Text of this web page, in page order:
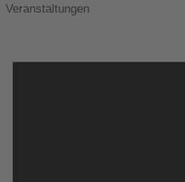
Veranstaltungen